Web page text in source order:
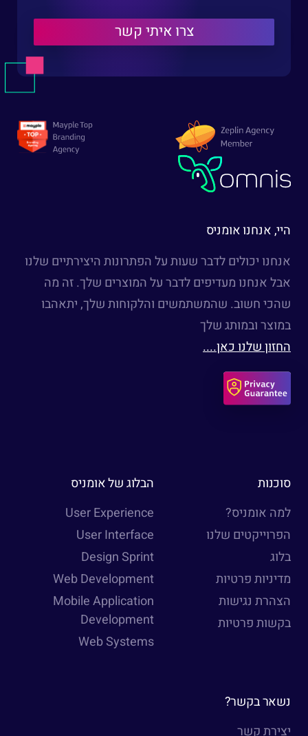
היי, אנחנו אומניס
אנחנו יכולים לדבר שעות על הפתרונות היצירתיים שלנו
אבל אנחנו מעדיפים לדבר על המוצרים שלך. זה מה
שהכי חשוב. שהמשתמשים והלקוחות שלך, יתאהבו
במוצר ובמותג שלך
החזון שלנו כאן....
סוכנות
למה אומניס?
הפרוייקטים שלנו
בלוג
מדיניות פרטיות
הצהרת נגישות
בקשות פרטיות
הבלוג של אומניס
User Experience
User Interface
Design Sprint
Web Development
Mobile Application
Development
Web Systems
נשאר בקשר?
יצירת קשר